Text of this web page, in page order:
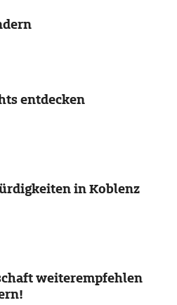
entdecken
in Koblenz
weiterempfehlen